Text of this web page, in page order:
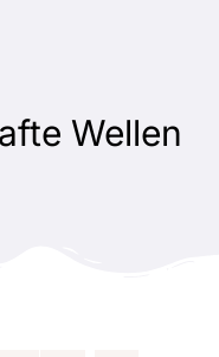
Wellen